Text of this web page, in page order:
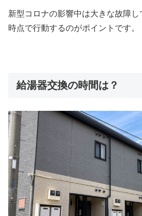
新型コロナの影響中は大きな故障
時点で行動するのがポイントです。
給湯器交換の時間は？